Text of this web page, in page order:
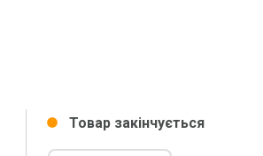
circle Товар закінчується